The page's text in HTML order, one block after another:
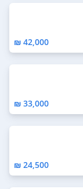
42,000 ₪
33,000 ₪
24,500 ₪